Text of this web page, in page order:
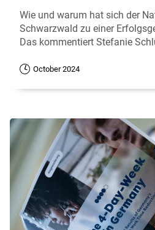
Wie und warum hat sich der
Schwarzwald zu einer
Das kommentiert Stefanie
October 2024